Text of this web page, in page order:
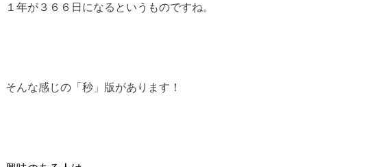
１年が３６６日になるというものですね。
そんな感じの「秒」版があります！